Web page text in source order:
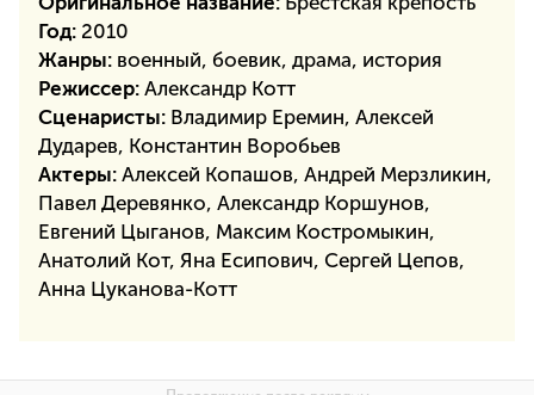
Год: 2010
Жанры: военный, боевик, драма, история
Режиссер: Александр Котт
Сценаристы: Владимир Еремин, Алексей
Дударев, Константин Воробьев
Актеры: Алексей Копашов, Андрей Мерзликин,
Павел Деревянко, Александр Коршунов,
Евгений Цыганов, Максим Костромыкин,
Анатолий Кот, Яна Есипович, Сергей Цепов,
Анна Цуканова-Котт